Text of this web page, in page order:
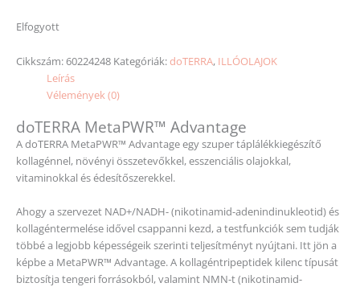
Elfogyott
Cikkszám:60224248 Kategóriák:doTERRA, ILLÓOLAJOK
Leírás
Vélemények (0)
doTERRA MetaPWR™ Advantage
A doTERRA MetaPWR™ Advantage egy szuper táplálékkiegészítő
kollagénnel, növényi összetevőkkel, esszenciális olajokkal,
vitaminokkal és édesítőszerekkel.
Ahogy a szervezet NAD+/NADH- (nikotinamid-adenindinukleotid) és
kollagéntermelése idővel csappanni kezd, a testfunkciók sem tudják
többé a legjobb képességeik szerinti teljesítményt nyújtani. Itt jön a
képbe a MetaPWR™ Advantage. A kollagéntripeptidek kilenc típusát
biztosítja tengeri forrásokból, valamint NMN-t (nikotinamid-